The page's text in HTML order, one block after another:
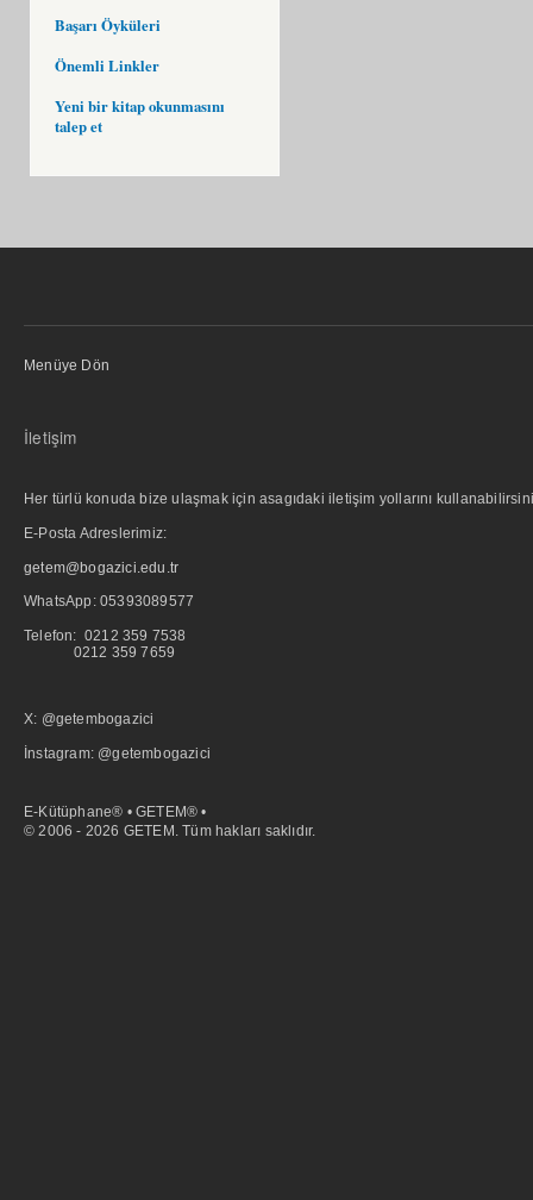
Başarı Öyküleri
Önemli Linkler
Yeni bir kitap okunmasını
talep et
Menüye Dön
İletişim
Her türlü konuda bize ulaşmak için asagıdaki iletişim yollarını
E-Posta Adreslerimiz:
getem@bogazici.edu.tr
WhatsApp: 05393089577
Telefon: 0212 359 7538
0212 359 7659
X: @getembogazici
İnstagram: @getembogazici
E-Kütüphane® • GETEM® •
© 2006 - 2026 GETEM. Tüm hakları saklıdır.